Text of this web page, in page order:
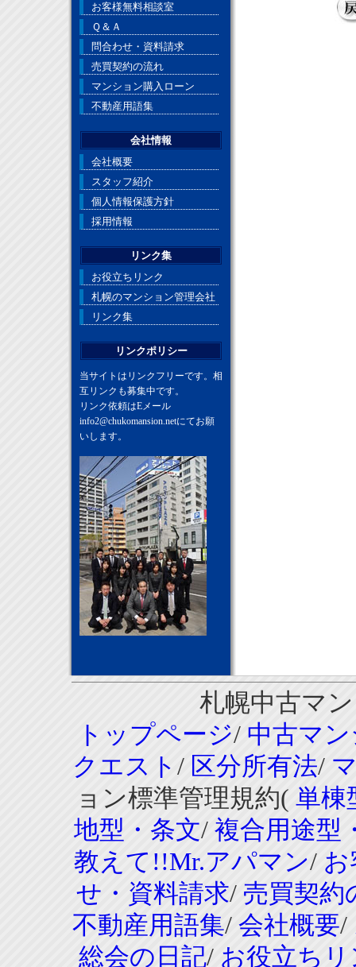
お客様無料相談室
Ｑ＆Ａ
問合わせ・資料請求
売買契約の流れ
マンション購入ローン
不動産用語集
会社情報
会社概要
スタッフ紹介
個人情報保護方針
採用情報
リンク集
お役立ちリンク
札幌のマンション管理会社
リンク集
リンクポリシー
当サイトはリンクフリーです。相
互リンクも募集中です。
リンク依頼はEメール
info2@chukomansion.netにてお願
いします。
札幌中古マ
トップページ/ 中古マ
クエスト / 区分所有法/
ョン標準管理規約( 単棟
地型・条文/ 複合用途型
教えて!!Mr.アパマン/ お
せ・資料請求/ 売買契約
不動産用語集/ 会社概要/
総会の日記/ お役立ち